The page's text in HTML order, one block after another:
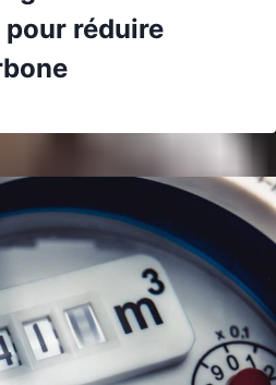
réduire